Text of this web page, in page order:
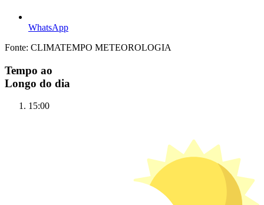
WhatsApp
Fonte: CLIMATEMPO METEOROLOGIA
Tempo ao
Longo do dia
15:00